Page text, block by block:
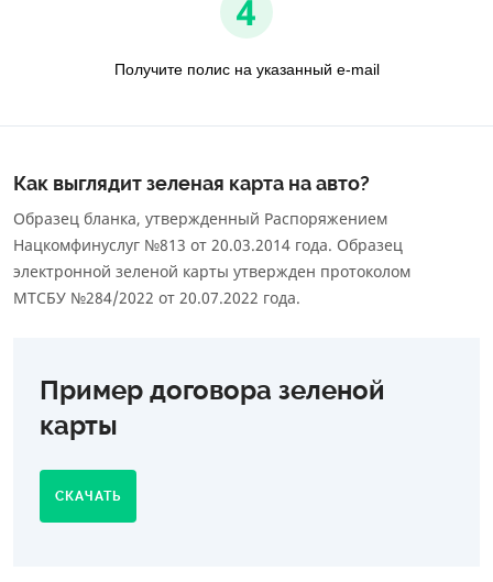
4
Получите полис на указанный e-mail
Как выглядит зеленая карта на авто?
Образец бланка, утвержденный Распоряжением
Нацкомфинуслуг №813 от 20.03.2014 года. Образец
электронной зеленой карты утвержден протоколом
МТСБУ №284/2022 от 20.07.2022 года.
Пример договора зеленой
карты
СКАЧАТЬ